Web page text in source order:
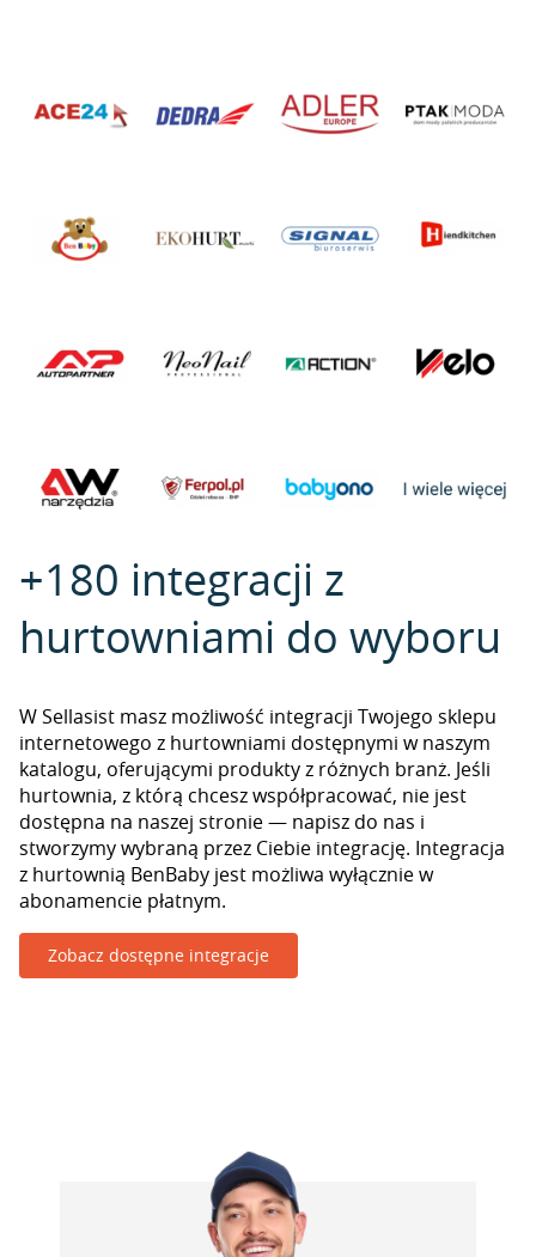
+180 integracji z
hurtowniami do wyboru
W Sellasist masz możliwość integracji Twojego sklepu
internetowego z hurtowniami dostępnymi w naszym
katalogu, oferującymi produkty z różnych branż. Jeśli
hurtownia, z którą chcesz współpracować, nie jest
dostępna na naszej stronie — napisz do nas i
stworzymy wybraną przez Ciebie integrację. Integracja
z hurtownią BenBaby jest możliwa wyłącznie w
abonamencie płatnym.
Zobacz dostępne integracje